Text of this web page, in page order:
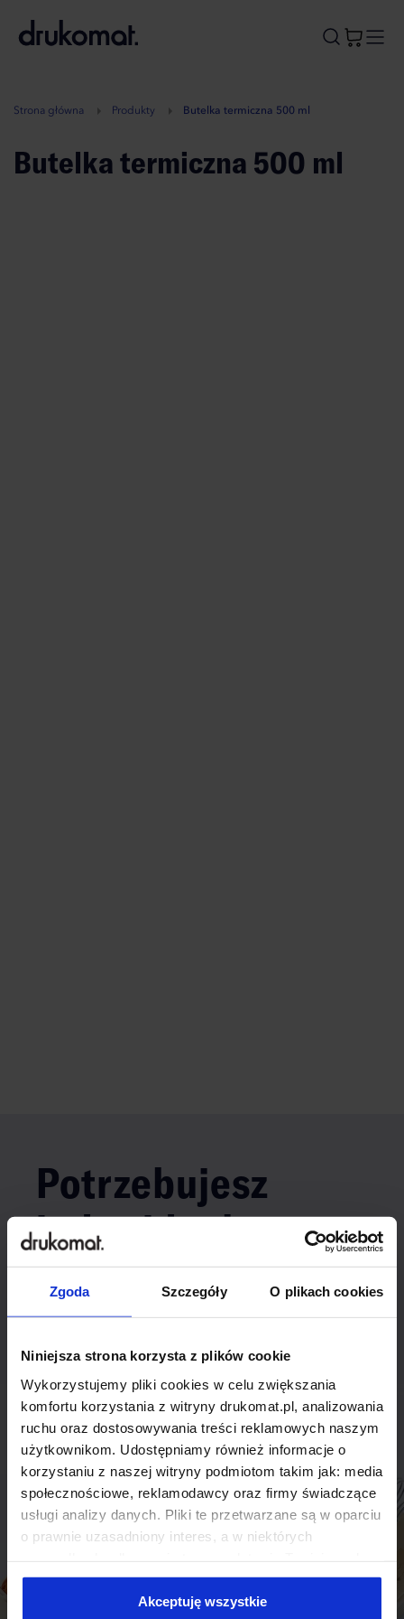
Zgoda Szczegóły O plikach cookies
Niniejsza strona korzysta z plików cookie
Wykorzystujemy pliki cookies w celu zwiększania
komfortu korzystania z witryny drukomat.pl, analizowania
ruchu oraz dostosowywania treści reklamowych naszym
użytkownikom. Udostępniamy również informacje o
korzystaniu z naszej witryny podmiotom takim jak: media
społecznościowe, reklamodawcy oraz firmy świadczące
usługi analizy danych. Pliki te przetwarzane są w oparciu
o prawnie uzasadniony interes, a w niektórych
Niektóre z plików cookies dostarczane i przetwarzane są
przez naszych zewnętrznych partnerów, z których listą
Akceptuję wszystkie
A
Strona główna Produkty Butelka termiczna 500 ml
Butelka termiczna 500 ml
Potrzebujesz
indywidualnego
rozwiązania?
Odezwij się do nas, aby omówić
Skontaktuj się